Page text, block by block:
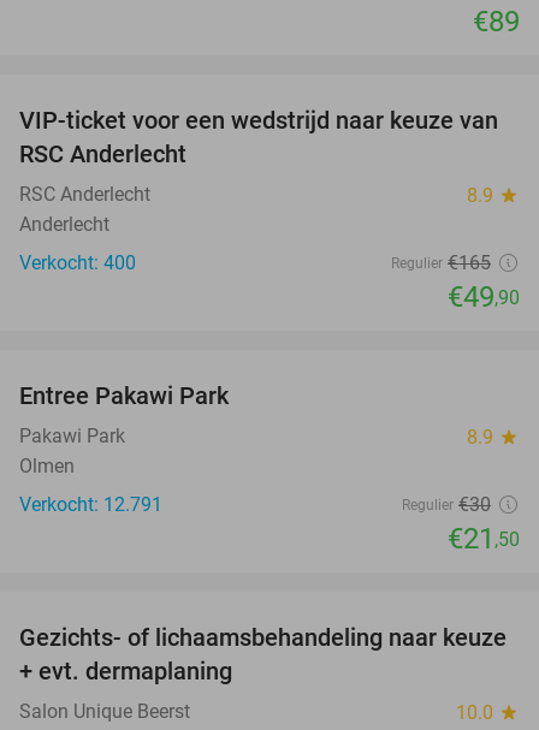
€89
70%
OUT
VIP-ticket voor een wedstrijd naar keuze van
RSC Anderlecht
RSC Anderlecht 8.9 star
Anderlecht
Verkocht: 400
Regulier €165
€49,90
Entree Pakawi Park
Pakawi Park 8.9 star
Olmen
Verkocht: 12.791
Regulier €30
€21 ,50
51%
Gezichts- of lichaamsbehandeling naar keuze
+ evt. dermaplaning
Salon Unique Beerst 10.0 star